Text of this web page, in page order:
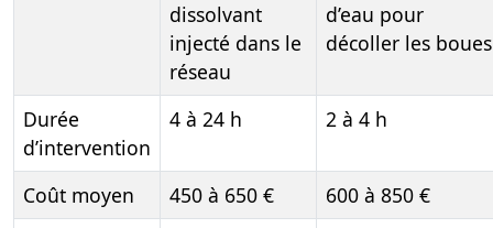
dissolvant
injecté dans le
réseau
d’eau pour
décoller les boues
Durée
d’intervention
4 à 24 h 2 à 4 h
Coût moyen 450 à 650 €
600 à 850 €